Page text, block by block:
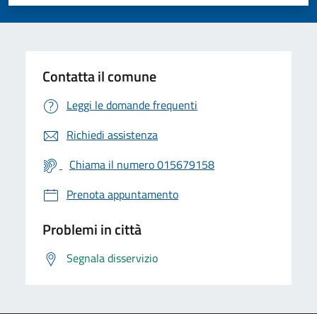
Contatta il comune
Leggi le domande frequenti
Richiedi assistenza
Chiama il numero 015679158
Prenota appuntamento
Problemi in città
Segnala disservizio